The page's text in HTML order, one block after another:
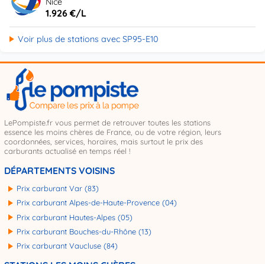
1.926 €/L
Voir plus de stations avec SP95-E10
LePompiste.fr vous permet de retrouver toutes les stations
essence les moins chères de France, ou de votre région, leurs
coordonnées, services, horaires, mais surtout le prix des
carburants actualisé en temps réel !
DÉPARTEMENTS VOISINS
Prix carburant Var (83)
Prix carburant Alpes-de-Haute-Provence (04)
Prix carburant Hautes-Alpes (05)
Prix carburant Bouches-du-Rhône (13)
Prix carburant Vaucluse (84)